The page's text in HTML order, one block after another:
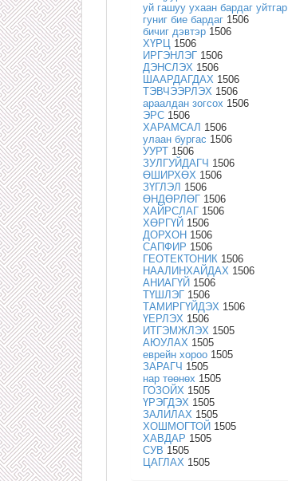
уй гашуу ухаан бардаг уйтгар
гуниг бие бардаг 1506
бичиг дэвтэр 1506
ХҮРЦ 1506
ИРГЭНЛЭГ 1506
ДЭНСЛЭХ 1506
ШААРДАГДАХ 1506
ТЭВЧЭЭРЛЭХ 1506
араалдан зогсох 1506
ЭРС 1506
ХАРАМСАЛ 1506
улаан бургас 1506
УУРТ 1506
ЗУЛГУЙДАГЧ 1506
ӨШИРХӨХ 1506
ЗҮГЛЭЛ 1506
ӨНДӨРЛӨГ 1506
ХАЙРСЛАГ 1506
ХӨРГҮЙ 1506
ДОРХОН 1506
САПФИР 1506
ГЕОТЕКТОНИК 1506
НААЛИНХАЙДАХ 1506
АНИАГҮЙ 1506
ТҮШЛЭГ 1506
ТАМИРГҮЙДЭХ 1506
ҮЕРЛЭХ 1506
ИТГЭМЖЛЭХ 1505
АЮУЛАХ 1505
еврейн хороо 1505
ЗАРАГЧ 1505
нар төөнөх 1505
ГОЗОЙХ 1505
ҮРЭГДЭХ 1505
ЗАЛИЛАХ 1505
ХОШМОГТОЙ 1505
ХАВДАР 1505
СУВ 1505
ЦАГЛАХ 1505